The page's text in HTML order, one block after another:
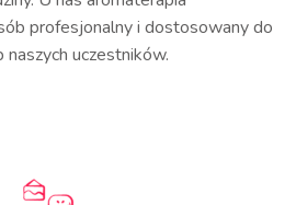
profesjonalny i dostosowany do
uczestników.